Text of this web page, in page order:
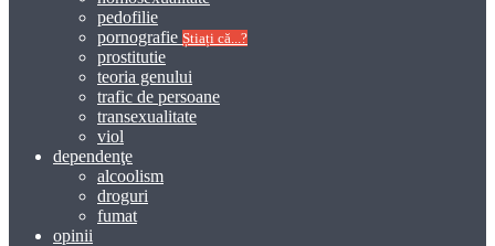
pedofilie
pornografie Știați că...?
prostitutie
teoria genului
trafic de persoane
transexualitate
viol
dependenţe
alcoolism
droguri
fumat
opinii